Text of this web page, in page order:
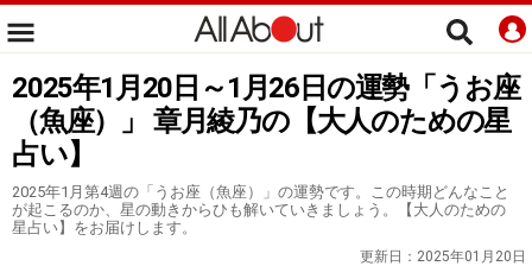
2025年1月20日～1月26日の運勢「うお座
（魚座）」 章月綾乃の【大人のための星
占い】
2025年1月第4週の「うお座（魚座）」の運勢です。この時期どんなこと
が起こるのか、星の動きからひも解いていきましょう。【大人のための
星占い】をお届けします。
更新日： 2025年01月20日